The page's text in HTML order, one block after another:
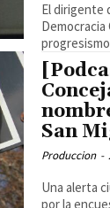
El dirigente
San
Produccion -
Una alerta
por la